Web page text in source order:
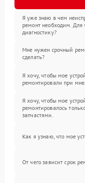
Я уже знаю в чем
ремонт необходим. Для
диагностику?
Мне нужен срочный
сделать?
Я хочу, чтобы мое
ремонтировали при мне.
Я хочу, чтобы мое
ремонтировалось
запчастями.
Как я узнаю, что мое
От чего зависит срок